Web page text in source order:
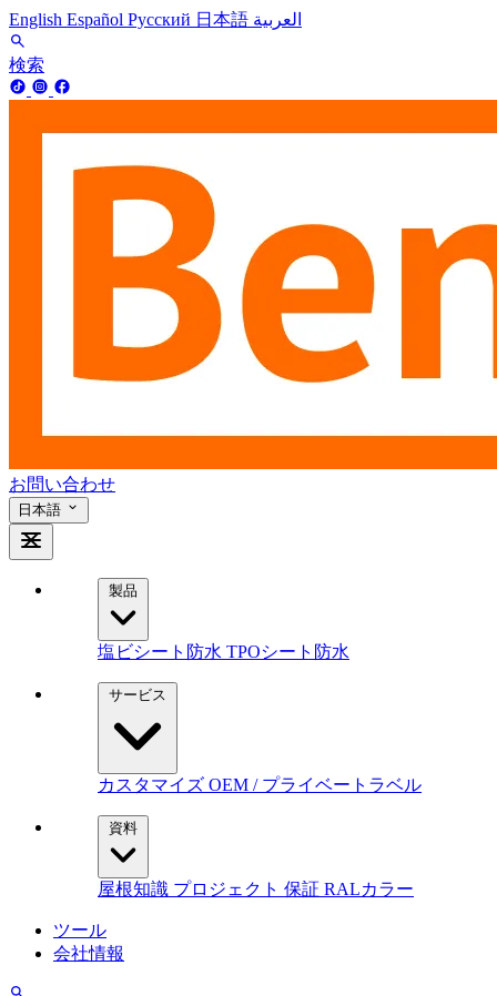
English Español Русский 日本語 العربية
検索
お問い合わせ
日本語
製品
塩ビシート防水 TPOシート防水
サービス
カスタマイズ OEM / プライベートラベル
資料
屋根知識 プロジェクト 保証 RALカラー
ツール
会社情報